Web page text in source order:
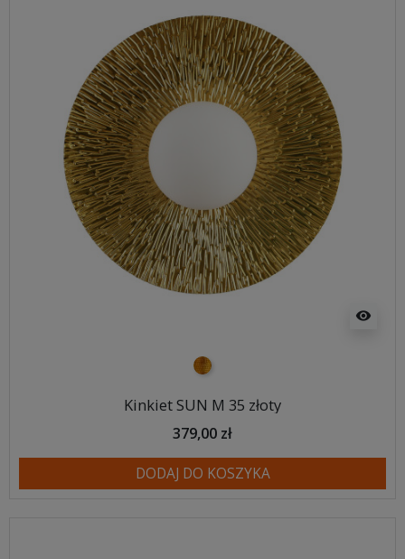
visibility
złoty
Kinkiet SUN M 35 złoty
379,00 zł
DODAJ DO KOSZYKA